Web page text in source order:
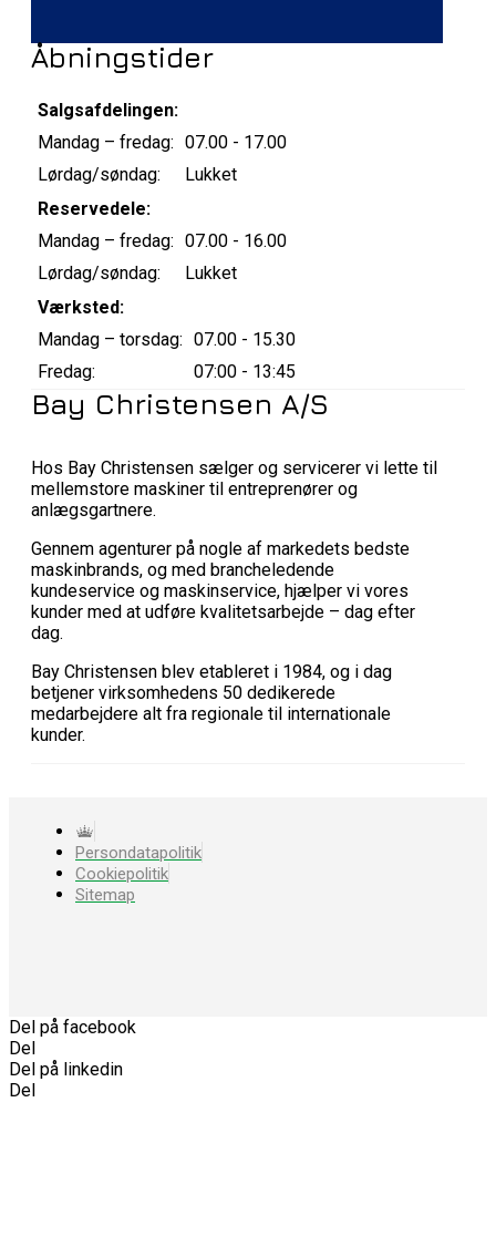
Åbningstider
Salgsafdelingen:
Mandag – fredag: 07.00 - 17.00
Lørdag/søndag:
Lukket
Reservedele:
Mandag – fredag: 07.00 - 16.00
Lørdag/søndag:
Lukket
Værksted:
Mandag – torsdag: 07.00 - 15.30
Fredag:
07:00 - 13:45
Bay Christensen A/S
Hos Bay Christensen sælger og servicerer vi lette til
mellemstore maskiner til entreprenører og
anlægsgartnere.
Gennem agenturer på nogle af markedets bedste
maskinbrands, og med brancheledende
kundeservice og maskinservice, hjælper vi vores
kunder med at udføre kvalitetsarbejde – dag efter
dag.
Bay Christensen blev etableret i 1984, og i dag
betjener virksomhedens 50 dedikerede
medarbejdere alt fra regionale til internationale
kunder.
Persondatapolitik
Cookiepolitik
Sitemap
Del på facebook
Del
Del på linkedin
Del